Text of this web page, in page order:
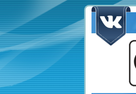
Jump
to
navigation